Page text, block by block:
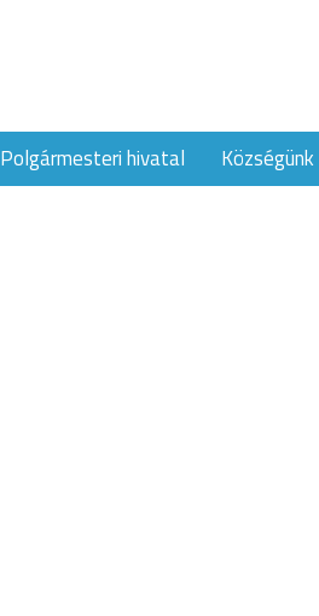
Polgármesteri hivatal Községünk